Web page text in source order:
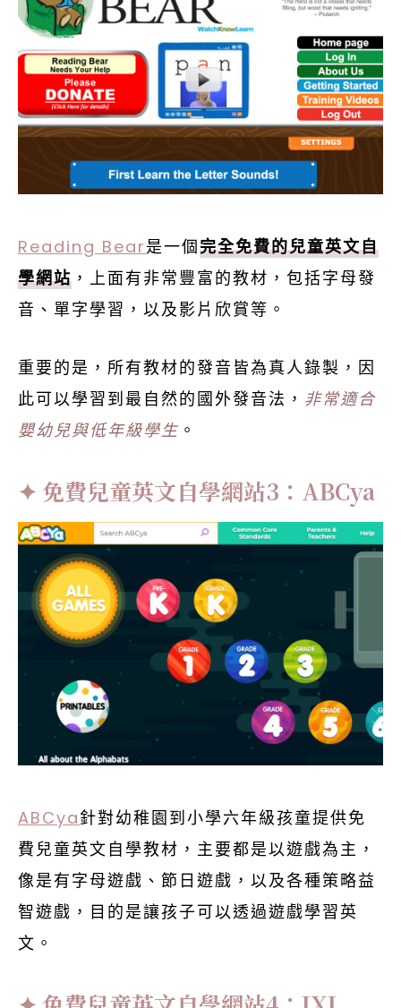
Reading Bear是一個完全免費的兒童英文自
學網站 ，上面有非常豐富的教材，包括字母發
音、單字學習，以及影片欣賞等。
重要的是，所有教材的發音皆為真人錄製，因
此可以學習到最自然的國外發音法， 非常適合
嬰幼兒與低年級學生 。
免費兒童英文自學網站3：ABCya
ABCya針對幼稚園到小學六年級孩童提供免
費兒童英文自學教材，主要都是以遊戲為主，
像是有字母遊戲、節日遊戲，以及各種策略益
智遊戲，目的是讓孩子可以透過遊戲學習英
文。